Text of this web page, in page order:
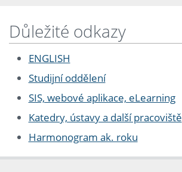
Důležité odkazy
ENGLISH
Studijní oddělení
SIS, webové aplikace, eLearning
Katedry, ústavy a další pracoviště
Harmonogram ak. roku